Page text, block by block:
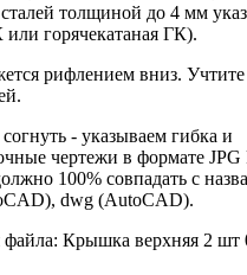
толщиной до 4 мм
горячекатаная ГК).
рифлением вниз. Учтите
- указываем гибка и
чертежи в формате
100% совпадать с
dwg (AutoCAD).
Крышка верхняя 2 шт